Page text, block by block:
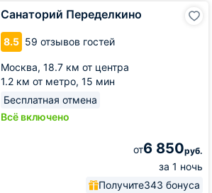
Санаторий Переделкино
8.5 59 отзывов гостей
Москва, 18.7 км от центра
1.2 км от метро, 15 мин
Бесплатная отмена
Всё включено
от6 850руб.
за 1 ночь
Получите343 бонуса